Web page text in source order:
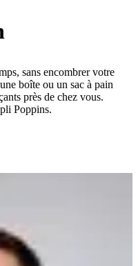
sans encombrer votre
boîte ou un sac à pain
près de chez vous.
Poppins.